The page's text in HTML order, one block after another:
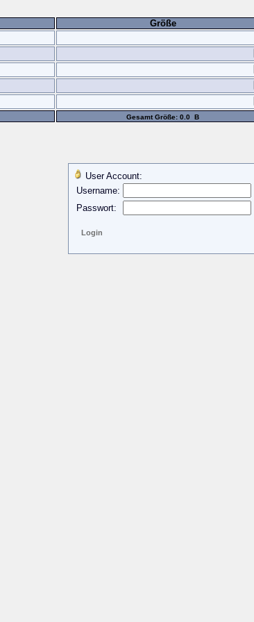
Größe
Gesamt Größe: 0.0 B
User Account:
Username:
Passwort: